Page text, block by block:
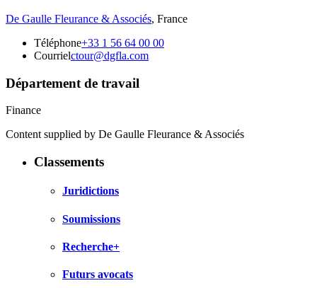
De Gaulle Fleurance & Associés, France
Téléphone+33 1 56 64 00 00
Courrielctour@dgfla.com
Département de travail
Finance
Content supplied by De Gaulle Fleurance & Associés
Classements
Juridictions
Soumissions
Recherche+
Futurs avocats